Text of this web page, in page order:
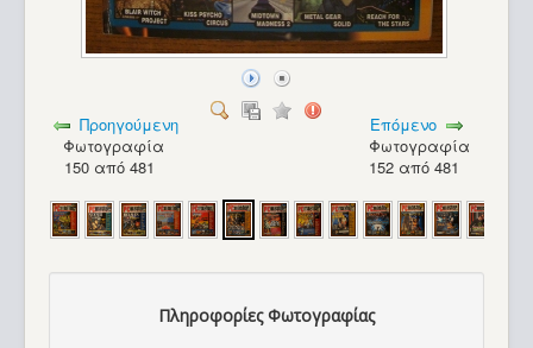
Turbo-X 286 PC_28
Προηγούμενη
Φωτογραφία
150 από 481
Επόμενο
Φωτογραφία
152 από 481
Πληροφορίες Φωτογραφίας